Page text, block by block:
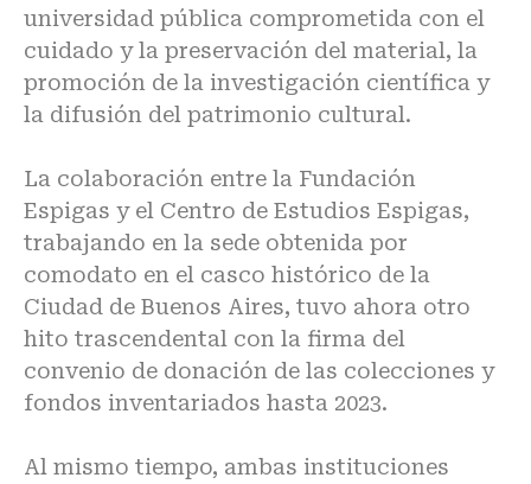
universidad pública comprometida con el
cuidado y la preservación del material, la
promoción de la investigación científica y
la difusión del patrimonio cultural.
La colaboración entre la Fundación
Espigas y el Centro de Estudios Espigas,
trabajando en la sede obtenida por
comodato en el casco histórico de la
Ciudad de Buenos Aires, tuvo ahora otro
hito trascendental con la firma del
convenio de donación de las colecciones y
fondos inventariados hasta 2023.
Al mismo tiempo, ambas instituciones